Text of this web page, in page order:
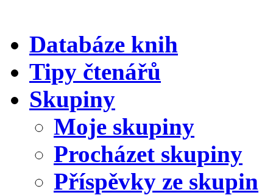
Databáze knih
Tipy čtenářů
Skupiny
Moje skupiny
Procházet skupiny
Příspěvky ze skupin